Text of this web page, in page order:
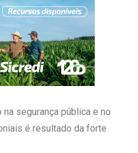
segurança pública e no
é resultado da forte